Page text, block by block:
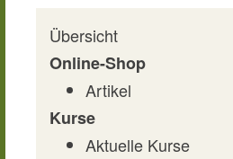
Übersicht
Online-Shop
Artikel
Kurse
Aktuelle Kurse